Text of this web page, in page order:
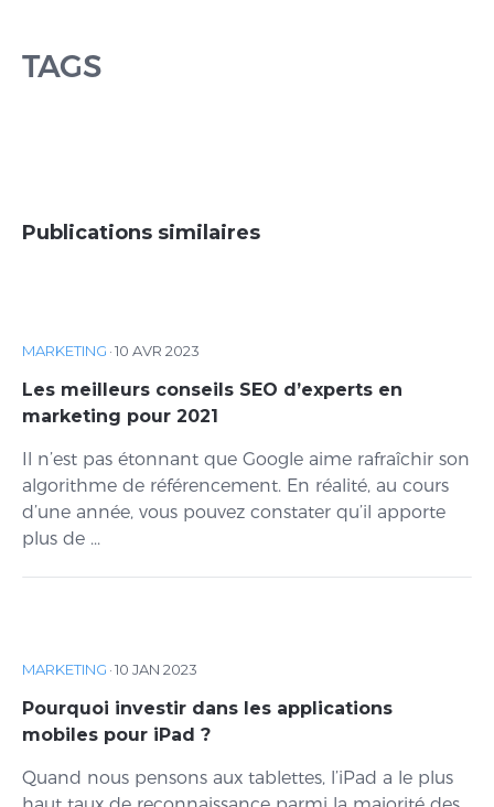
TAGS
Publications similaires
MARKETING ·10 AVR 2023
Les meilleurs conseils SEO d’experts en
marketing pour 2021
Il n’est pas étonnant que Google aime rafraîchir son
algorithme de référencement. En réalité, au cours
d’une année, vous pouvez constater qu’il apporte
plus de ...
MARKETING ·10 JAN 2023
Pourquoi investir dans les applications
mobiles pour iPad ?
Quand nous pensons aux tablettes, l’iPad a le plus